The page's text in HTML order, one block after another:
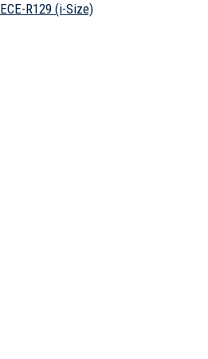
ECE-R129 (i-Size)